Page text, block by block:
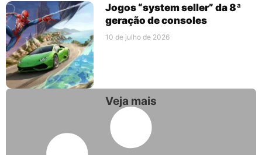
Jogos “system seller” da 8ª
geração de consoles
10 de julho de 2026
Veja mais